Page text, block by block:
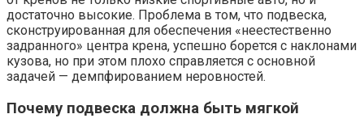
достаточно высокие. Проблема в том, что подвеска,
сконструированная для обеспечения «неестественно
задранного» центра крена, успешно борется с наклонами
кузова, но при этом плохо справляется с основной
задачей — демпфированием неровностей.
Почему подвеска должна быть мягкой